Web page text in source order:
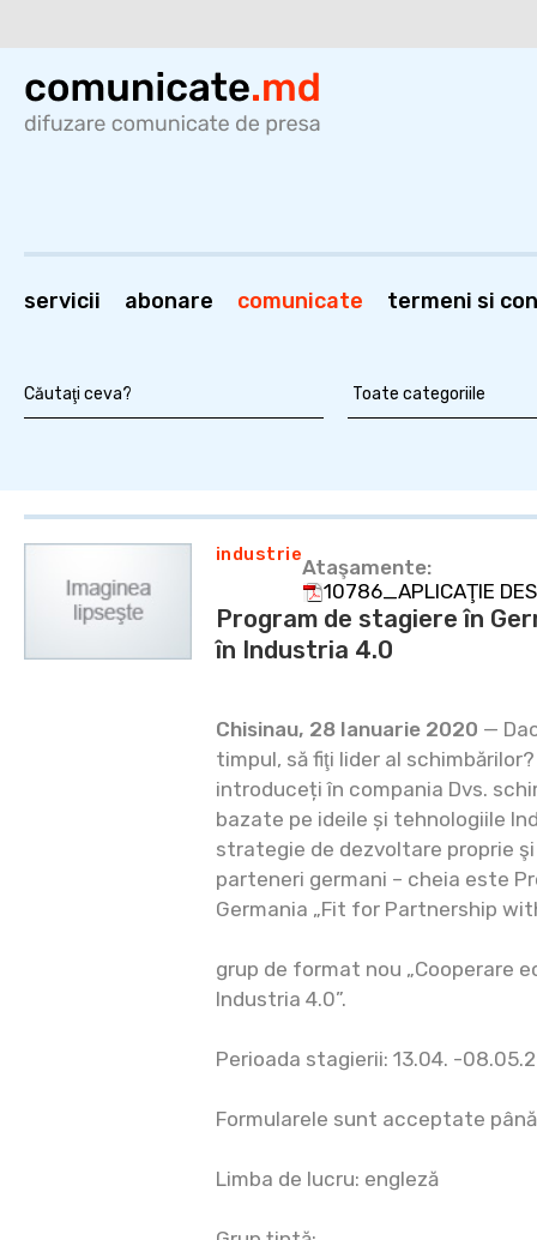
servicii abonare comunicate termeni si
industrie
Program de stagiere în
în Industria 4.0
Chisinau, 28 Ianuarie 2020 —
timpul, să fiţi lider al
introduceți în compania Dvs.
bazate pe ideile și tehnologiile
strategie de dezvoltare proprie
parteneri germani – cheia este
Germania „Fit for Partnership
grup de format nou „Cooperare
Industria 4.0”.
Perioada stagierii: 13.04. -
Formularele sunt acceptate
Limba de lucru: engleză
Ataşamente:
10786_APLICAŢIE